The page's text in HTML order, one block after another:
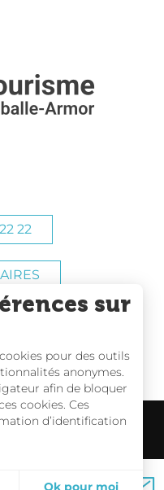
22
Carte interactive
sur
pour des outils
anonymes.
afin de bloquer
cookies. Ces
d’identification
Ok pour moi